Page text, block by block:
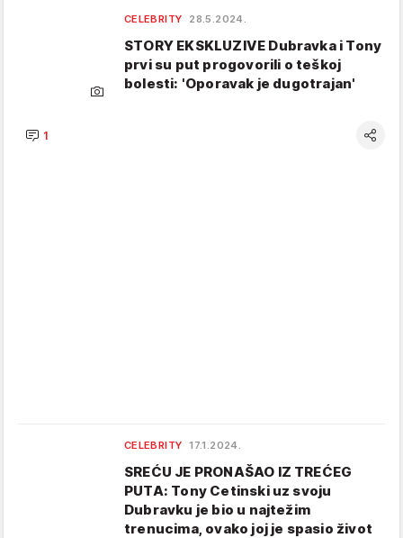
CELEBRITY 28.5.2024.
STORY EKSKLUZIVE Dubravka i Tony
prvi su put progovorili o teškoj
bolesti: 'Oporavak je dugotrajan'
1
CELEBRITY 17.1.2024.
SREĆU JE PRONAŠAO IZ TREĆEG
PUTA: Tony Cetinski uz svoju
Dubravku je bio u najtežim
trenucima, ovako joj je spasio život